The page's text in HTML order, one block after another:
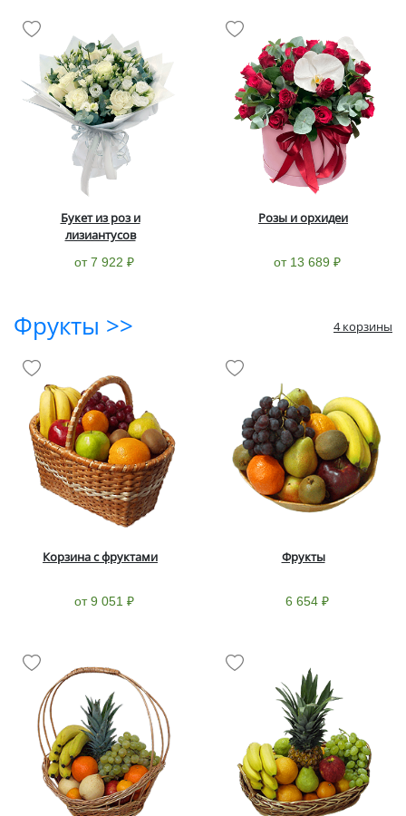
Букет из роз и
лизиантусов
от 7 922 ₽
Розы и орхидеи
от 13 689 ₽
Фрукты >> 4 корзины
Корзина с фруктами
от 9 051 ₽
Фрукты
6 654 ₽